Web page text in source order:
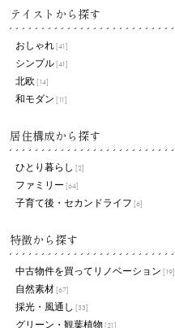
テイストから探す
おしゃれ [41]
シンプル [41]
北欧 [14]
和モダン [11]
居住構成から探す
ひとり暮らし [2]
ファミリー [64]
子育て後・セカンドライフ [6]
特徴から探す
中古物件を買ってリノベーション [19]
自然素材 [67]
採光・風通し [33]
グリーン・観葉植物 [21]